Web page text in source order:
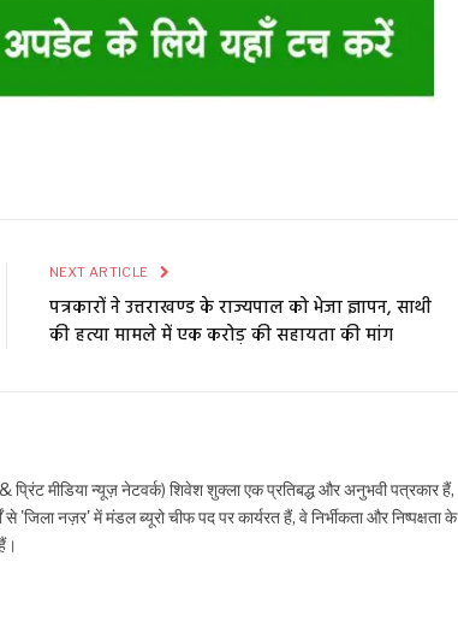
NEXT ARTICLE
पत्रकारों ने उत्तराखण्ड के राज्यपाल को भेजा ज्ञापन, साथी
की हत्या मामले में एक करोड़ की सहायता की मांग
मीडिया न्यूज़ नेटवर्क) शिवेश शुक्ला एक प्रतिबद्ध और अनुभवी पत्रकार हैं,
से 'जिला नज़र' में मंडल ब्यूरो चीफ पद पर कार्यरत हैं, वे निर्भीकता और निष्पक्षता के